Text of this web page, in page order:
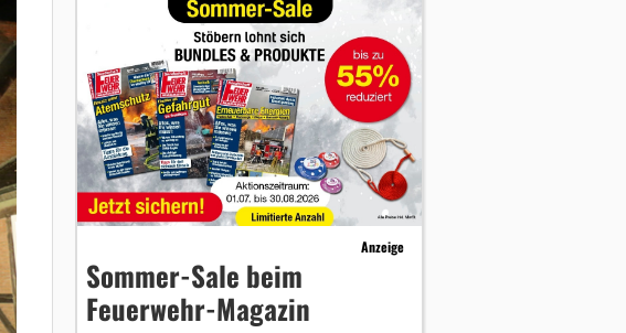
Anzeige
Sommer-Sale beim
Feuerwehr-Magazin